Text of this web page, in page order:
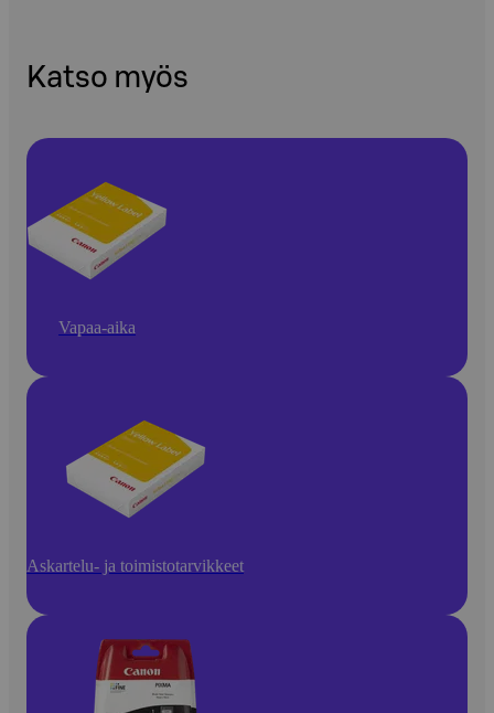
Katso myös
Vapaa-aika
Askartelu- ja toimistotarvikkeet